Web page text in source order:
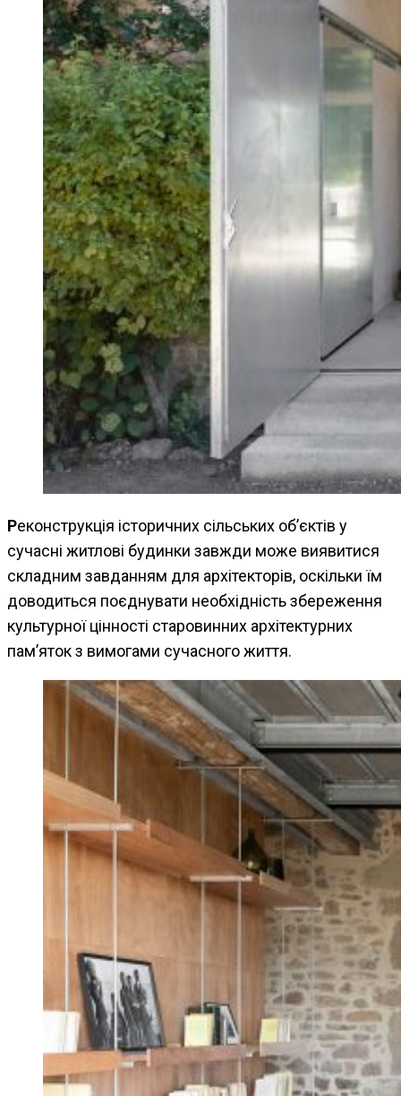
Реконструкція історичних сільських об’єктів у
сучасні житлові будинки завжди може виявитися
складним завданням для архітекторів, оскільки їм
доводиться поєднувати необхідність збереження
культурної цінності старовинних архітектурних
пам’яток з вимогами сучасного життя.